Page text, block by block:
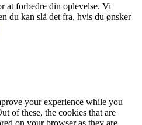
at forbedre din oplevelse. Vi
du kan slå det fra, hvis du ønsker
your experience while you
of these, the cookies that are